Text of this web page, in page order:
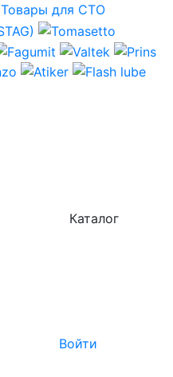
Товары для СТО
Каталог
Войти